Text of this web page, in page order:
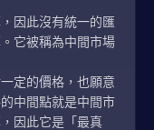
因此沒有統一的匯
它被稱為中間市場
定的價格，也願意
中間點就是中間市
因此它是「最真